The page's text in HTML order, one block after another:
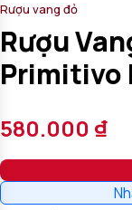
Rượu vang đỏ
Rượu
Primitivo
580.000 ₫